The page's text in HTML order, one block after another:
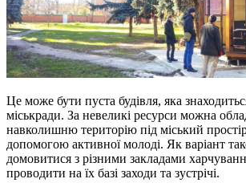
Це може бути пуста будівля, яка
міськради. За невеликі ресурси можна
навколишню територію під міський
допомогою активної молоді. Як варіант
домовитися з різними закладами
проводити на їх базі заходи та зустрічі.